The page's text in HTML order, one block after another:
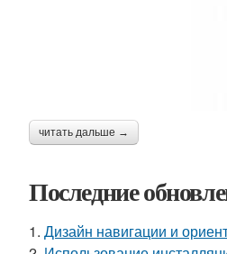
читать дальше →
Последние
1. Дизайн навигации и